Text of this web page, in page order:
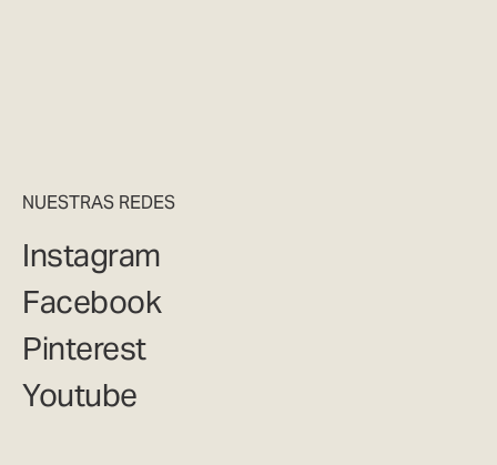
NUESTRAS REDES
Instagram
Facebook
Pinterest
Youtube